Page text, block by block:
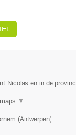
Nicolas en in de
▼
(Antwerpen)